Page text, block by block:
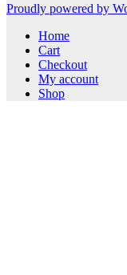
Proudly powered by
Home
Cart
Checkout
My account
Shop